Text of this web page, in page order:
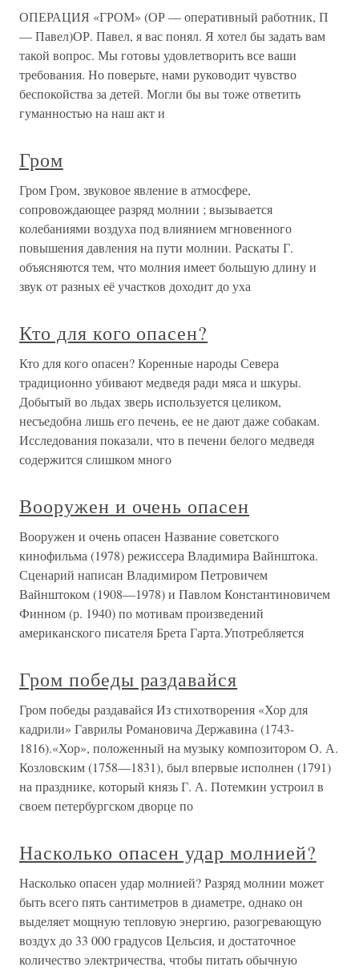
ОПЕРАЦИЯ «ГРОМ» (ОР — оперативный работник, П
— Павел)ОР. Павел, я вас понял. Я хотел бы задать вам
такой вопрос. Мы готовы удовлетворить все ваши
требования. Но поверьте, нами руководит чувство
беспокойства за детей. Могли бы вы тоже ответить
гуманностью на наш акт и
Гром
Гром Гром, звуковое явление в атмосфере,
сопровождающее разряд молнии ; вызывается
колебаниями воздуха под влиянием мгновенного
повышения давления на пути молнии. Раскаты Г.
объясняются тем, что молния имеет большую длину и
звук от разных её участков доходит до уха
Кто для кого опасен?
Кто для кого опасен? Коренные народы Севера
традиционно убивают медведя ради мяса и шкуры.
Добытый во льдах зверь используется целиком,
несъедобна лишь его печень, ее не дают даже собакам.
Исследования показали, что в печени белого медведя
содержится слишком много
Вооружен и очень опасен
Вооружен и очень опасен Название советского
кинофильма (1978) режиссера Владимира Вайнштока.
Сценарий написан Владимиром Петровичем
Вайнштоком (1908—1978) и Павлом Константиновичем
Финном (р. 1940) по мотивам произведений
американского писателя Брета Гарта.Употребляется
Гром победы раздавайся
Гром победы раздавайся Из стихотворения «Хор для
кадрили» Гаврилы Романовича Державина (1743-
1816).«Хор», положенный на музыку композитором О. А.
Козловским (1758—1831), был впервые исполнен (1791)
на празднике, который князь Г. А. Потемкин устроил в
своем петербургском дворце по
Насколько опасен удар молнией?
Насколько опасен удар молнией? Разряд молнии может
быть всего пять сантиметров в диаметре, однако он
выделяет мощную тепловую энергию, разогревающую
воздух до 33 000 градусов Цельсия, и достаточное
количество электричества, чтобы питать обычную